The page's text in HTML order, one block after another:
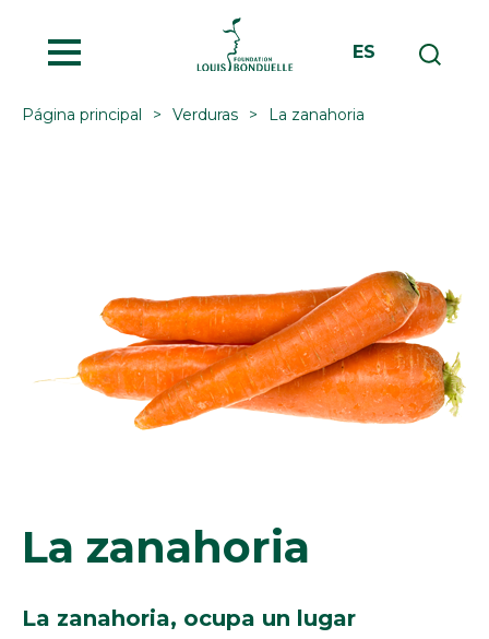
ES
Página principal Verduras La zanahoria
La zanahoria
La zanahoria, ocupa un lugar